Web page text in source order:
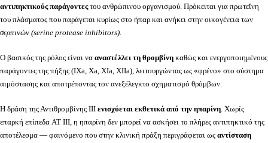
αντιπηκτικούς παράγοντεςτου ανθρώπινου οργανισμού. Πρόκειται για πρωτεΐνη
του πλάσματος που παράγεται κυρίως στο ήπαρ και ανήκει στην οικογένεια των
σερπινών (serine protease inhibitors).
Ο βασικός της ρόλος είναι να αναστέλλει τη θρομβίνη καθώς και ενεργοποιημένους
παράγοντες της πήξης (IXa, Xa, XIa, XIIa), λειτουργώντας ως «φρένο» στο σύστημα
αιμόστασης και αποτρέποντας τον ανεξέλεγκτο σχηματισμό θρόμβων.
Η δράση της Αντιθρομβίνης ΙΙΙ ενισχύεται εκθετικά από την ηπαρίνη. Χωρίς
επαρκή επίπεδα AT III, η ηπαρίνη δεν μπορεί να ασκήσει το πλήρες αντιπηκτικό της
αποτέλεσμα — φαινόμενο που στην κλινική πράξη περιγράφεται ως αντίσταση